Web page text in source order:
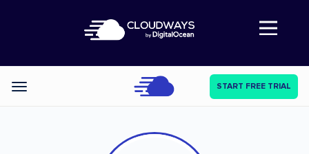
Abre a navegação
Categories START FREE TRIAL